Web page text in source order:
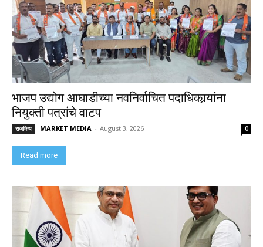
भाजप उद्योग आघाडीच्या नवनिर्वाचित पदाधिकार्‍यांना
नियुक्ती पत्रांचे वाटप
राजकिय MARKET MEDIA - August 3, 2026 0
Read more